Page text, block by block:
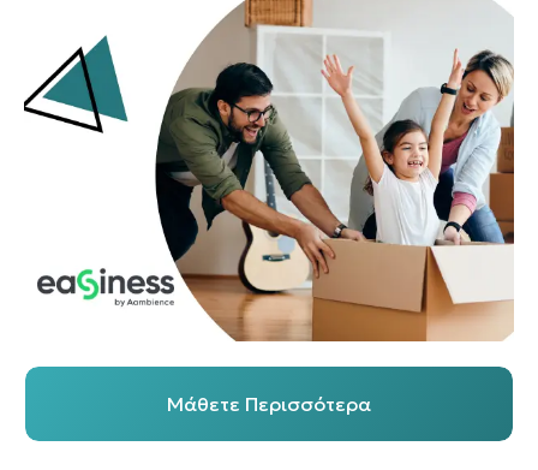
Μάθετε Περισσότερα